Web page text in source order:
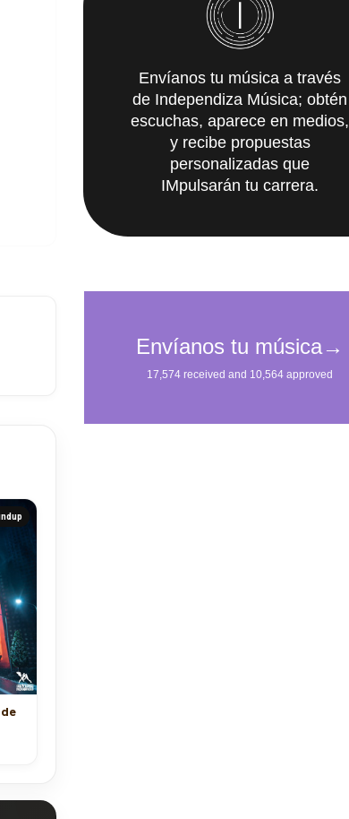
Envíanos tu música a través
de Independiza Música; obtén
escuchas, aparece en medios,
y recibe propuestas
personalizadas que
IMpulsarán tu carrera.